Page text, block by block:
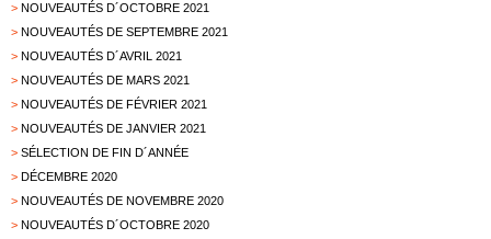
> NOUVEAUTÉS D´OCTOBRE 2021
> NOUVEAUTÉS DE SEPTEMBRE 2021
> NOUVEAUTÉS D´AVRIL 2021
> NOUVEAUTÉS DE MARS 2021
> NOUVEAUTÉS DE FÉVRIER 2021
> NOUVEAUTÉS DE JANVIER 2021
> SÉLECTION DE FIN D´ANNÉE
> DÉCEMBRE 2020
> NOUVEAUTÉS DE NOVEMBRE 2020
> NOUVEAUTÉS D´OCTOBRE 2020